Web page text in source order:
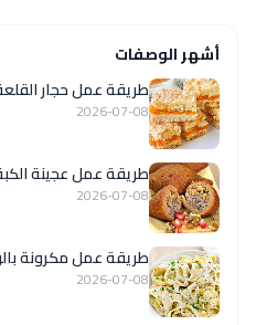
أشهر الوصفات
طريقة عمل حجار
2026-07-08
طريقة عمل عجينة
2026-07-08
طريقة عمل مكرونة
2026-07-08